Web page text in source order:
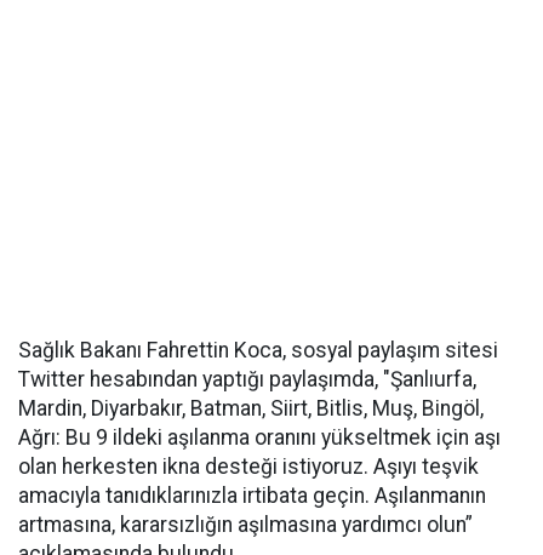
Sağlık Bakanı Fahrettin Koca, sosyal paylaşım sitesi
Twitter hesabından yaptığı paylaşımda, "Şanlıurfa,
Mardin, Diyarbakır, Batman, Siirt, Bitlis, Muş, Bingöl,
Ağrı: Bu 9 ildeki aşılanma oranını yükseltmek için aşı
olan herkesten ikna desteği istiyoruz. Aşıyı teşvik
amacıyla tanıdıklarınızla irtibata geçin. Aşılanmanın
artmasına, kararsızlığın aşılmasına yardımcı olun”